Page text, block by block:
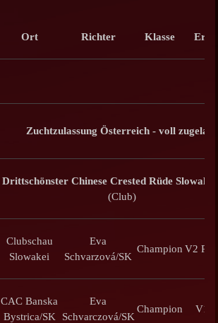
Ort Richter Klasse
Zuchtzulassung Österreich - voll
Drittschönster Chinese Crested Rüde
(Club)
Clubschau
Slowakei
Eva
Schvarzová/SK
Champion V2
CAC Banska
Bystrica/SK
Eva
Schvarczová/SK
Champion V1